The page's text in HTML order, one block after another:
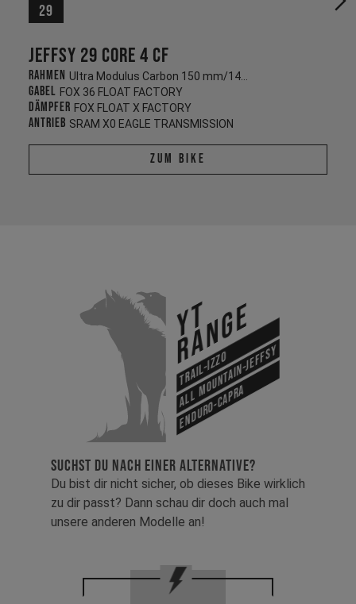
29
Jeffsy 29 CORE 4 CF
Rahmen
Gabel FOX 36 FLOAT FACTORY
Dämpfer FOX FLOAT X FACTORY
Antrieb SRAM X0 EAGLE TRANSMISSION
Zum Bike
YT
Range
Trail-Izzo
All Mountain-Jeffsy
Enduro-Capra
SUCHST DU NACH EINER ALTERNATIVE?
Du bist dir nicht sicher, ob dieses Bike wirklich
zu dir passt? Dann schau dir doch auch mal
unsere anderen Modelle an!